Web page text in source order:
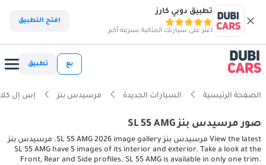
تطبيق دوبي كارز
اعثر على سيارتك المثالية بسرعة أكبر
افتح التطبيق
بع تطبيق
الصفحة الرئيسية السيارات الجديدة مرسيدس بنز إس إل
صور مرسيدس بنز SL 55 AMG
View the latest مرسيدس بنز SL 55 AMG 2026 image gallery. مرسيدس بنز
SL 55 AMG have 5 images of its interior and exterior. Take a look at the
Front, Rear and Side profiles. SL 55 AMG is available in only one trim.